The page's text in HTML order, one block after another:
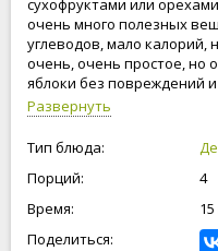
сухофруктами или
очень много полезных
углеводов, мало калорий,
очень, очень простое, но
яблоки без повреждений
Развернуть
Тип блюда:
Порций:
4
Время:
Поделиться: